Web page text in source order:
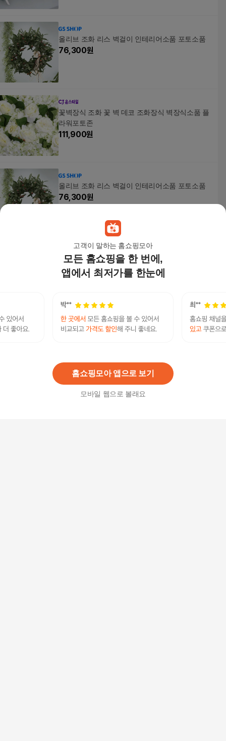
고객이 말하는 홈쇼핑모아
모든 홈쇼핑을 한 번에,
앱에서 최저가를 한눈에
홈쇼핑모아 앱으로 보기
모바일 웹으로 볼래요
올리브 조화 리스 벽걸이 인테리어소품 포토소품
76,300원
꽃벽장식 조화 꽃 벽 데코 조화장식 벽장식소품 플
라워포토존
111,900원
올리브 조화 리스 벽걸이 인테리어소품 포토소품
76,300원
포토소품 조화 인테리어소품 쉐비로즈 리스 3컬러
40,500원
2% 39,690원
올리브 조화 리스 벽걸이 인테리어소품 포토소품